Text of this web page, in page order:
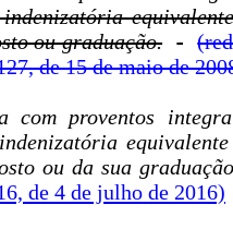
ou graduação.
de 15 de maio de
com proventos
ou da sua
de 4 de julho de 2016)